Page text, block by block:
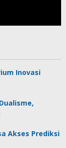
Inovasi
Akses Prediksi